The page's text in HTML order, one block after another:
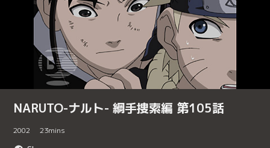
NARUTO-ナルト- 綱手捜索編 第105話
2002 23mins